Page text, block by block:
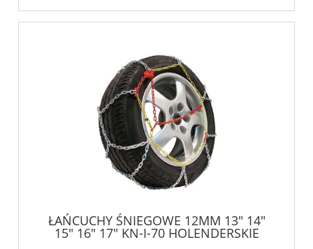
ŁAŃCUCHY ŚNIEGOWE 12MM 13" 14"
15" 16" 17" KN-I-70 HOLENDERSKIE